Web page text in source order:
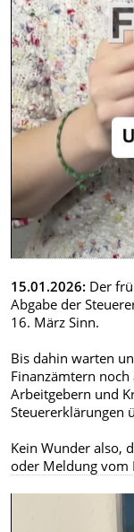
15.01.2026: Der
Abgabe der
16. März Sinn.
Bis dahin warten
Finanzämtern
Arbeitgebern und
Steuererklärungen
Kein Wunder also,
oder Meldung vom